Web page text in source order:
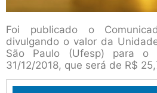
Foi publicado o
divulgando o valor da
São Paulo (Ufesp) para o
31/12/2018, que será de R$